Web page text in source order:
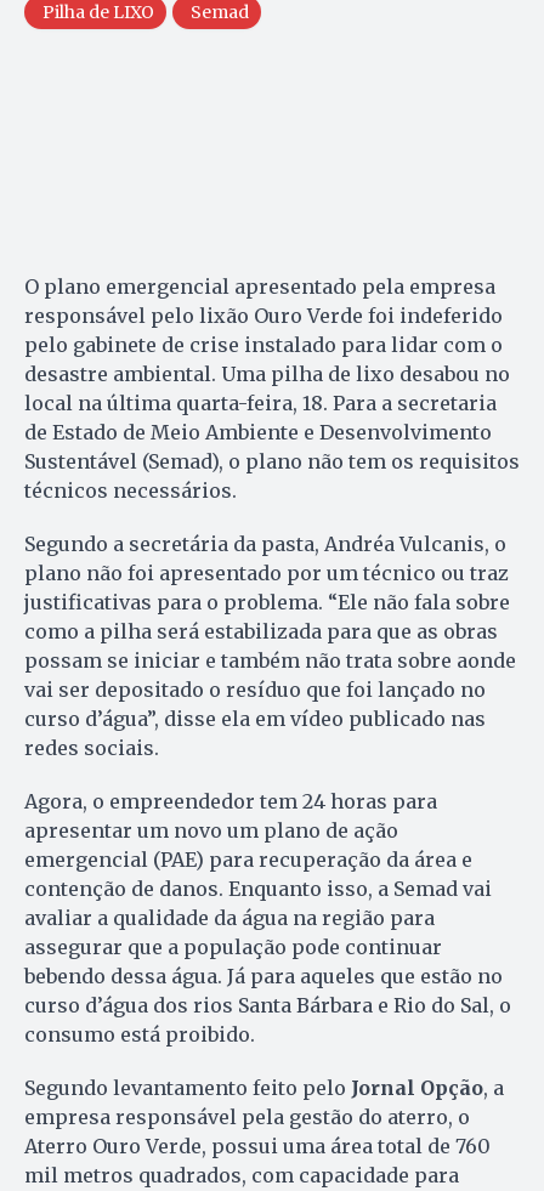
Pilha de LIXO
Semad
O plano emergencial apresentado pela empresa
responsável pelo lixão Ouro Verde foi indeferido
pelo gabinete de crise instalado para lidar com o
desastre ambiental. Uma pilha de lixo desabou no
local na última quarta-feira, 18. Para a secretaria
de Estado de Meio Ambiente e Desenvolvimento
Sustentável (Semad), o plano não tem os requisitos
técnicos necessários.
Segundo a secretária da pasta, Andréa Vulcanis, o
plano não foi apresentado por um técnico ou traz
justificativas para o problema. “Ele não fala sobre
como a pilha será estabilizada para que as obras
possam se iniciar e também não trata sobre aonde
vai ser depositado o resíduo que foi lançado no
curso d’água”, disse ela em vídeo publicado nas
redes sociais.
Agora, o empreendedor tem 24 horas para
apresentar um novo um plano de ação
emergencial (PAE) para recuperação da área e
contenção de danos. Enquanto isso, a Semad vai
avaliar a qualidade da água na região para
assegurar que a população pode continuar
bebendo dessa água. Já para aqueles que estão no
curso d’água dos rios Santa Bárbara e Rio do Sal, o
consumo está proibido.
Segundo levantamento feito pelo Jornal Opção, a
empresa responsável pela gestão do aterro, o
Aterro Ouro Verde, possui uma área total de 760
mil metros quadrados, com capacidade para